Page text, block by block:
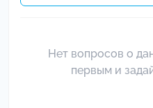
Нет вопросов о
первым и